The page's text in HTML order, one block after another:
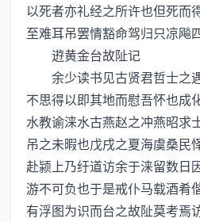
以死者亦礼经之所许也但死而
至难耳吊罢情豁命驾归只凉飚
逰黄金台故阯记
余少读书见古贤君哲士之
不思得以即其地而慰吾怀也成
水教谕涞水古燕赵之冲燕昭求
吊之未暇也戊戌之夏海虞桑民
赴颍上乃纡道访余于涞留数日
游不可负也于是戒仆马载酒肴
有浮图为识而台之故阯莫考焉